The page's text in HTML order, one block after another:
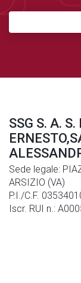
SSG S. A.
Sede legale:
ARSIZIO (VA)
P.I./C.F.
Iscr. RUI n.: